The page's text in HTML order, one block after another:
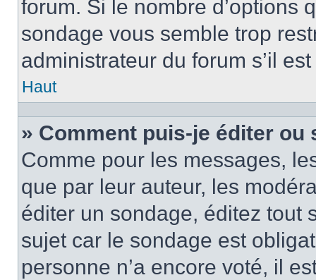
forum. Si le nombre d’options
sondage vous semble trop
administrateur du forum s’il
Haut
» Comment puis-je éditer ou
Comme pour les messages,
que par leur auteur, les
éditer un sondage, éditez tout
sujet car le sondage est
personne n’a encore voté, il